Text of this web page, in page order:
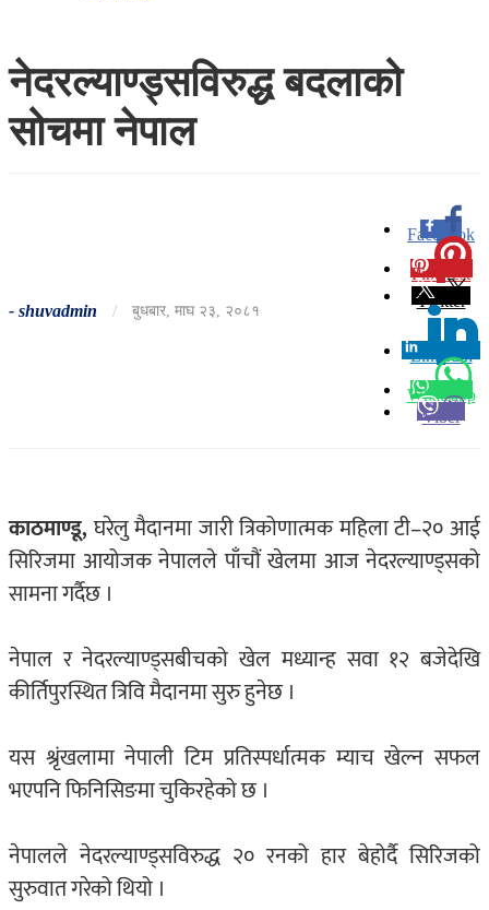
नेदरल्याण्ड्सविरुद्ध बदलाको
सोचमा नेपाल
- shuvadmin / बुधबार, माघ २३, २०८१
Facebook
0
Pinterest
Twitter
Linkedin
0
Whatsapp
Viber
काठमाण्डू,घरेलु मैदानमा जारी त्रिकोणात्मक महिला टी–२० आई
सिरिजमा आयोजक नेपालले पाँचौं खेलमा आज नेदरल्याण्ड्सको
सामना गर्दैछ ।
नेपाल र नेदरल्याण्ड्सबीचको खेल मध्यान्ह सवा १२ बजेदेखि
कीर्तिपुरस्थित त्रिवि मैदानमा सुरु हुनेछ ।
यस श्रृंखलामा नेपाली टिम प्रतिस्पर्धात्मक म्याच खेल्न सफल
भएपनि फिनिसिङमा चुकिरहेको छ ।
नेपालले नेदरल्याण्ड्सविरुद्ध २० रनको हार बेहोर्दै सिरिजको
सुरुवात गरेको थियो ।